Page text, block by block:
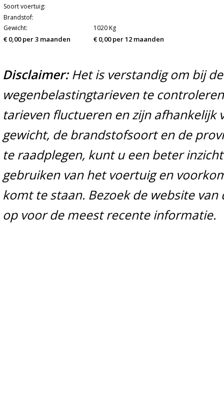
Soort voertuig:
Brandstof:
Gewicht:
1020 Kg
€ 0,00 per 3 maanden € 0,00 per 12 maanden
Disclaimer:Het is verstandig om bij
wegenbelastingtarieven te
tarieven fluctueren en zijn afhankelijk
gewicht, de brandstofsoort en de
te raadplegen, kunt u een beter
gebruiken van het voertuig en
komt te staan. Bezoek de website
op voor de meest recente informatie.